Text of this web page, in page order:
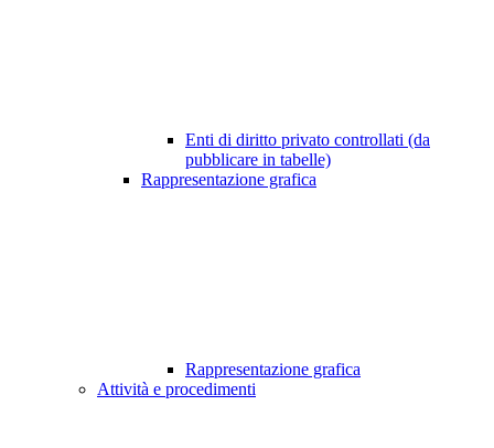
Enti di diritto privato controllati (da
pubblicare in tabelle)
Rappresentazione grafica
Rappresentazione grafica
Attività e procedimenti